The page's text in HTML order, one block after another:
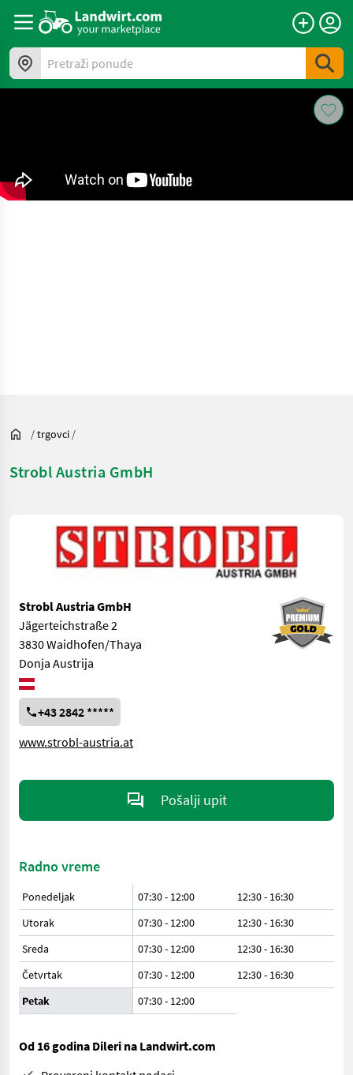
Pretraži ponude
/trgovci /
Strobl Austria GmbH
Strobl Austria GmbH
Jägerteichstraße 2
3830 Waidhofen/Thaya
Donja Austrija
+43 2842 *****
www.strobl-austria.at
Pošalji upit
Radno vreme
Ponedeljak 07:30 - 12:00
12:30 - 16:30
Utorak
07:30 - 12:00
12:30 - 16:30
Sreda
07:30 - 12:00
12:30 - 16:30
Četvrtak
07:30 - 12:00
12:30 - 16:30
Petak
07:30- 12:00
Od 16 godina Dileri na Landwirt.com